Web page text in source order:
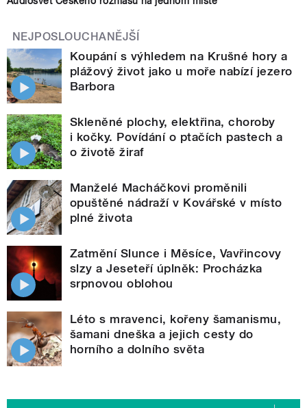
NEJPOSLOUCHANĚJŠÍ
Koupání s výhledem na Krušné hory a
plážový život jako u moře nabízí jezero
Barbora
Skleněné plochy, elektřina, choroby
i kočky. Povídání o ptačích pastech a
o životě žiraf
Manželé Macháčkovi proměnili
opuštěné nádraží v Kovářské v místo
plné života
Zatmění Slunce i Měsíce, Vavřincovy
slzy a Jeseteří úplněk: Procházka
srpnovou oblohou
Léto s mravenci, kořeny šamanismu,
šamani dneška a jejich cesty do
horního a dolního světa